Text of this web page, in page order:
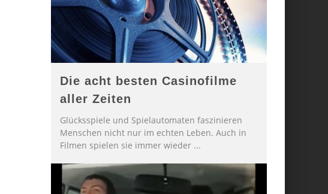
Die acht besten Casinofilme
aller Zeiten
Glücksspiele und Spielautomaten faszinieren
Menschen nicht nur im echten Leben. Auch in
Filmen spielen sie immer wieder ...